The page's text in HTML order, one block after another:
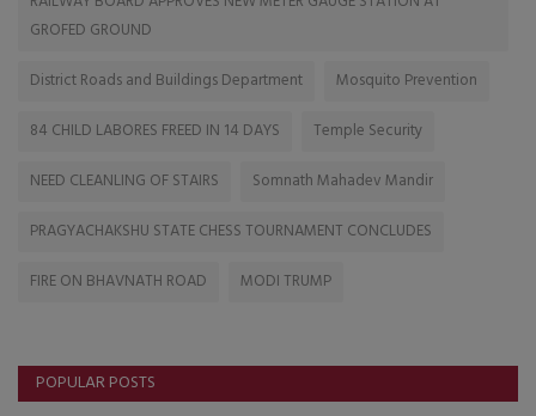
GROFED GROUND
District Roads and Buildings Department
Mosquito Prevention
84 CHILD LABORES FREED IN 14 DAYS
Temple Security
NEED CLEANLING OF STAIRS
Somnath Mahadev Mandir
PRAGYACHAKSHU STATE CHESS TOURNAMENT CONCLUDES
FIRE ON BHAVNATH ROAD
MODI TRUMP
POPULAR POSTS